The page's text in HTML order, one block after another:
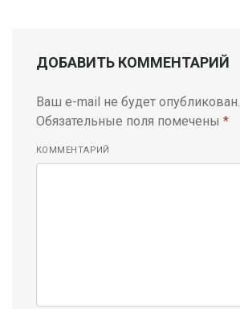
ДОБАВИТЬ КОММЕНТАРИЙ
Ваш e-mail не будет опубликован.
Обязательные поля помечены *
КОММЕНТАРИЙ